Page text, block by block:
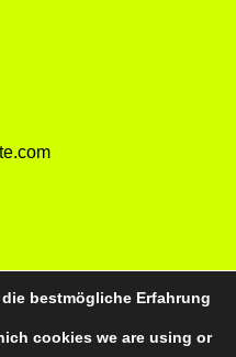
bestmögliche Erfahrung
cookies we are using or